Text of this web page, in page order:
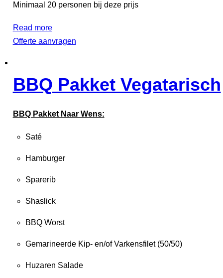
Minimaal 20 personen bij deze prijs
Read more
Offerte aanvragen
BBQ Pakket Vegatarisch
BBQ Pakket Naar Wens:
Saté
Hamburger
Sparerib
Shaslick
BBQ Worst
Gemarineerde Kip- en/of Varkensfilet (50/50)
Huzaren Salade